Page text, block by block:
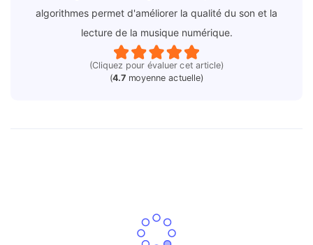
algorithmes permet d'améliorer la qualité du son et la
lecture de la musique numérique.
(Cliquez pour évaluer cet article)
(4.7moyenne actuelle)